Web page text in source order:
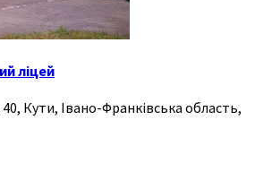
ліцей
Кути, Івано-Франківська область,